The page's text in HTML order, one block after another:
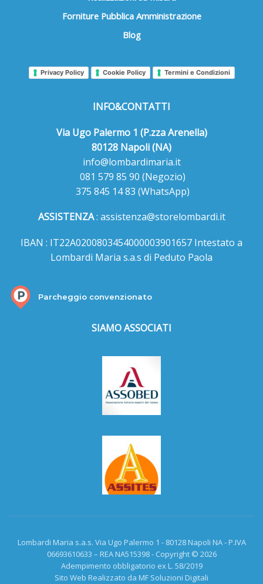
Forniture Pubblica Amministrazione
Blog
Privacy Policy Cookie Policy Termini e Condizioni
INFO&CONTATTI
Via Ugo Palermo 1 (P.zza Arenella)
80128 Napoli (NA)
info@lombardimaria.it
081 579 85 90 (Negozio)
375 845 14 83 (WhatsApp)
ASSISTENZA: assistenza@storelombardi.it
IBAN : IT22A0200803454000003901657 Intestato a
Lombardi Maria s.a.s di Peduto Paola
Parcheggio convenzionato
SIAMO ASSOCIATI
Lombardi Maria s.a.s. Via Ugo Palermo 1 - 80128 Napoli NA - P.IVA
06693610633 – REA NA515398 - Copyright © 2026
Adempimento obbligatorio ex L. 58/2019
Sito Web Realizzato da MF Soluzioni Digitali